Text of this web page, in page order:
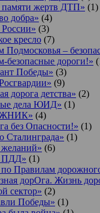
памяти жертв ДТП» (1)
добра» (4)
(3)
кресло (7)
Подмосковья –
безопасные дороги!»
Победы» (3)
(9)
дорога детства» (2)
дела ЮИД» (1)
(4)
без Опасности!» (1)
Сталинграда» (1)
(6)
ПДД» (1)
по Правилам
дорОга. Жизнь
сектор» (2)
Победы» (1)